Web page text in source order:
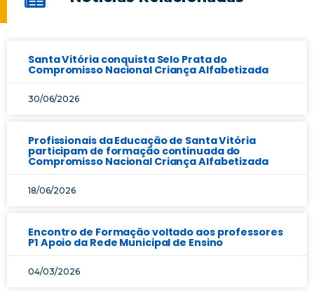
Santa Vitória conquista Selo Prata do
Compromisso Nacional Criança Alfabetizada
30/06/2026
Profissionais da Educação de Santa Vitória
participam de formação continuada do
Compromisso Nacional Criança Alfabetizada
18/06/2026
Encontro de Formação voltado aos professores
P1 Apoio da Rede Municipal de Ensino
04/03/2026